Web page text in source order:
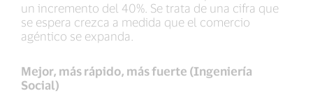
un incremento del 40%. Se trata de una cifra que
se espera crezca a medida que el comercio
agéntico se expanda.
Mejor, más rápido, más fuerte (Ingeniería
Social)